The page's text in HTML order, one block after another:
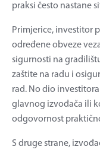
praksi često nastane
Primjerice, investitor
određene obveze
sigurnosti na
zaštite na radu i
rad. No dio
glavnog izvođača ili
odgovornost
S druge strane,